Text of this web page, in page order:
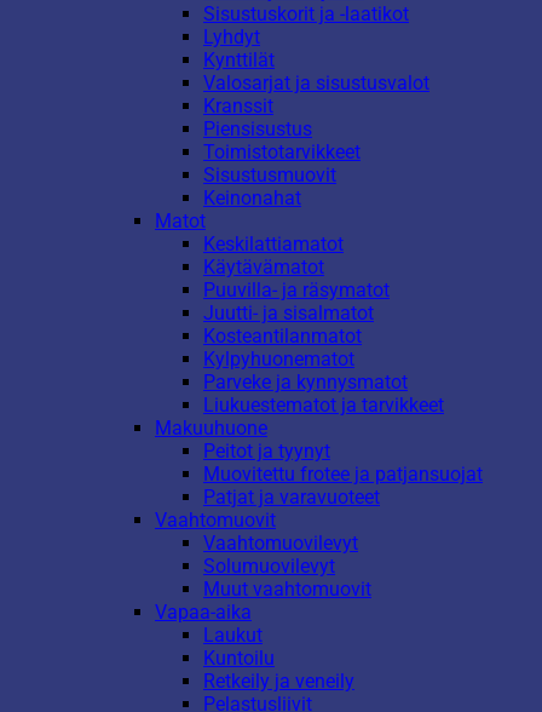
Sisustuskorit ja -laatikot
Lyhdyt
Kynttilät
Valosarjat ja sisustusvalot
Kranssit
Piensisustus
Toimistotarvikkeet
Sisustusmuovit
Keinonahat
Matot
Keskilattiamatot
Käytävämatot
Puuvilla- ja räsymatot
Juutti- ja sisalmatot
Kosteantilanmatot
Kylpyhuonematot
Parveke ja kynnysmatot
Liukuestematot ja tarvikkeet
Makuuhuone
Peitot ja tyynyt
Muovitettu frotee ja patjansuojat
Patjat ja varavuoteet
Vaahtomuovit
Vaahtomuovilevyt
Solumuovilevyt
Muut vaahtomuovit
Vapaa-aika
Laukut
Kuntoilu
Retkeily ja veneily
Pelastusliivit